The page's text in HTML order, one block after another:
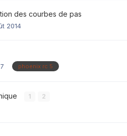
des courbes de pas
2014
phoenix rc 5
1 2